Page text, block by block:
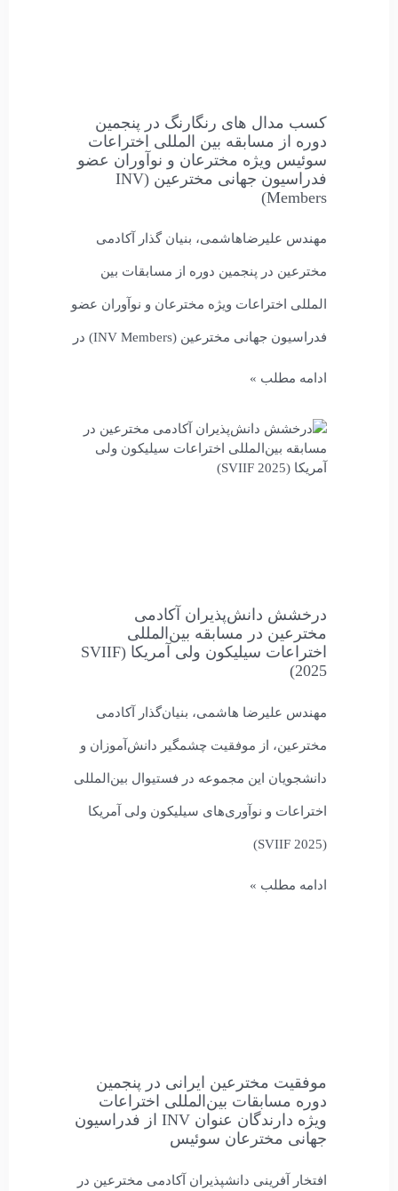
کسب مدال های رنگارنگ در پنجمین
دوره از مسابقه بین المللی اختراعات
سوئیس ویژه مخترعان و نوآوران عضو
فدراسیون جهانی مخترعین (INV
Members)
مهندس علیرضاهاشمی، بنیان گذار آکادمی
مخترعین در پنجمین دوره از مسابقات بین
المللی اختراعات ویژه مخترعان و نوآوران عضو
فدراسیون جهانی مخترعین (INV Members) در
ادامه مطلب »
درخشش دانش‌پذیران آکادمی
مخترعین در مسابقه بین‌المللی
اختراعات سیلیکون ولی آمریکا (SVIIF
2025)
مهندس علیرضا هاشمی، بنیان‌گذار آکادمی
مخترعین، از موفقیت چشمگیر دانش‌آموزان و
دانشجویان این مجموعه در فستیوال بین‌المللی
اختراعات و نوآوری‌های سیلیکون ولی آمریکا
(SVIIF 2025)
ادامه مطلب »
موفقیت مخترعین ایرانی در پنجمین
دوره مسابقات بین‌المللی اختراعات
ویژه دارندگان عنوان INV از فدراسیون
جهانی مخترعان سوئیس
افتخار آفرینی دانشپذیران آکادمی مخترعین در